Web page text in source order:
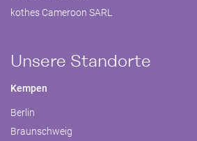
kothes Cameroon SARL
Unsere Standorte
Kempen
Berlin
Braunschweig